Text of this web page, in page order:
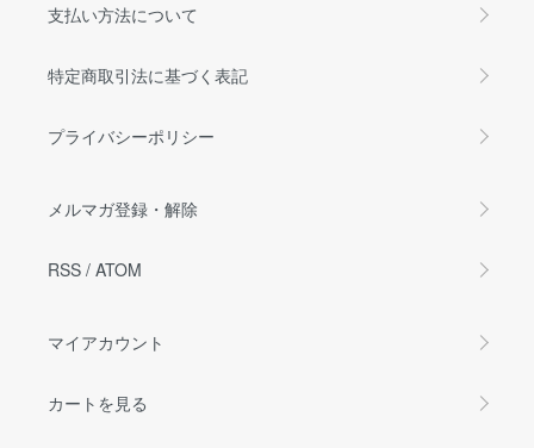
支払い方法について
特定商取引法に基づく表記
プライバシーポリシー
メルマガ登録・解除
RSS / ATOM
マイアカウント
カートを見る